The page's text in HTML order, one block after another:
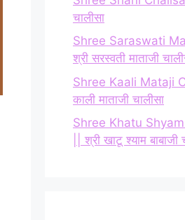
चालीसा
Shree Saraswati
श्री सरस्वती माताजी
Shree Kaali Mataji
काली माताजी चालीसा
Shree Khatu
|| श्री खाटू श्याम बाबाजी